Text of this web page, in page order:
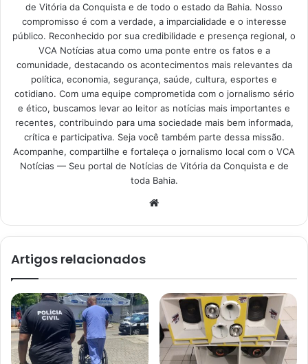
de Vitória da Conquista e de todo o estado da Bahia. Nosso
compromisso é com a verdade, a imparcialidade e o interesse
público. Reconhecido por sua credibilidade e presença regional, o
VCA Notícias atua como uma ponte entre os fatos e a
comunidade, destacando os acontecimentos mais relevantes da
política, economia, segurança, saúde, cultura, esportes e
cotidiano. Com uma equipe comprometida com o jornalismo sério
e ético, buscamos levar ao leitor as notícias mais importantes e
recentes, contribuindo para uma sociedade mais bem informada,
crítica e participativa. Seja você também parte dessa missão.
Acompanhe, compartilhe e fortaleça o jornalismo local com o VCA
Notícias — Seu portal de Notícias de Vitória da Conquista e de
toda Bahia.
Artigos relacionados